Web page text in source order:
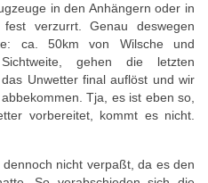
in den Anhängern oder in
verzurrt. Genau deswegen
ca. 50km von Wilsche und
gehen die letzten
Unwetter final auflöst und wir
Tja, es ist eben so,
vorbereitet, kommt es nicht.
nicht verpaßt, da es den